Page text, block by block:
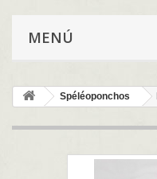
MENÚ
Spéléoponchos